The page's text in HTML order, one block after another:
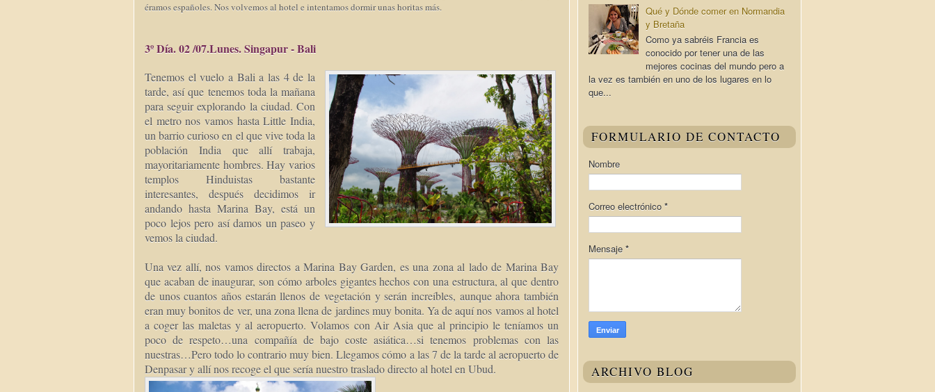
éramos españoles. Nos volvemos al hotel e intentamos dormir unas horitas más.
3º Día. 02 /07.Lunes. Singapur - Bali
Tenemos el vuelo a Bali a las 4 de la
tarde, así que tenemos toda la mañana
para seguir explorando la ciudad. Con
el metro nos vamos hasta Little India,
un barrio curioso en el que vive toda la
población India que allí trabaja,
mayoritariamente hombres. Hay varios
templos Hinduistas bastante
interesantes, después decidimos ir
andando hasta Marina Bay, está un
poco lejos pero así damos un paseo y
vemos la ciudad.
Una vez allí, nos vamos directos a Marina Bay Garden, es una zona al lado de Marina Bay
que acaban de inaugurar, son cómo arboles gigantes hechos con una estructura, al que dentro
de unos cuantos años estarán llenos de vegetación y serán increíbles, aunque ahora también
eran muy bonitos de ver, una zona llena de jardines muy bonita. Ya de aquí nos vamos al hotel
a coger las maletas y al aeropuerto. Volamos con Air Asia que al principio le teníamos un
poco de respeto…una compañía de bajo coste asiática…si tenemos problemas con las
nuestras…Pero todo lo contrario muy bien. Llegamos cómo a las 7 de la tarde al aeropuerto de
Denpasar y allí nos recoge el que sería nuestro traslado directo al hotel en Ubud.
Qué y Dónde comer en Normandia
y Bretaña
Como ya sabréis Francia es
conocido por tener una de las
mejores cocinas del mundo pero a
la vez es también en uno de los lugares en lo
que...
FORMULARIO DE CONTACTO
Nombre
Correo electrónico *
Mensaje *
ARCHIVO BLOG